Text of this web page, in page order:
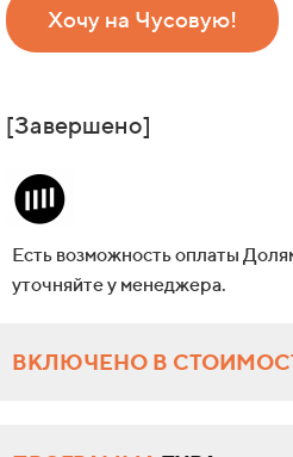
Хочу на Чусовую!
[Завершено]
Есть возможность оплаты
уточняйте у менеджера.
ВКЛЮЧЕНО В